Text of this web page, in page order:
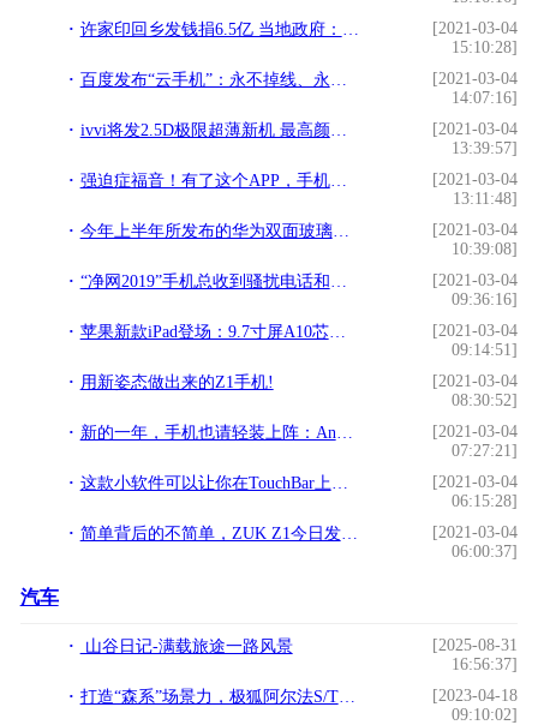
许家印回乡发钱捐6.5亿 当地政府：捐款用于扩建学校、添医院设备!
[2021-03-04
15:10:28]
百度发布“云手机”：永不掉线、永不关机、永不发烫!
[2021-03-04
14:07:16]
ivvi将发2.5D极限超薄新机 最高颜值手机又要易主？!
[2021-03-04
13:39:57]
强迫症福音！有了这个APP，手机桌面不再乱糟糟!
[2021-03-04
13:11:48]
今年上半年所发布的华为双面玻璃手机，现在官方售价已降至1599元!
[2021-03-04
10:39:08]
“净网2019”手机总收到骚扰电话和垃圾短信？！扩散这些识别和屏蔽措施！!
[2021-03-04
09:36:16]
苹果新款iPad登场：9.7寸屏A10芯，价格更亲民!
[2021-03-04
09:14:51]
用新姿态做出来的Z1手机!
[2021-03-04
08:30:52]
新的一年，手机也请轻装上阵：Android 轻量化应用推荐!
[2021-03-04
07:27:21]
这款小软件可以让你在TouchBar上切换应用!
[2021-03-04
06:15:28]
简单背后的不简单，ZUK Z1今日发布!!
[2021-03-04
06:00:37]
汽车
山谷日记-满载旅途一路风景
[2025-08-31
16:56:37]
打造“森系”场景力，极狐阿尔法S/T森林版首发亮相
[2023-04-18
09:10:02]